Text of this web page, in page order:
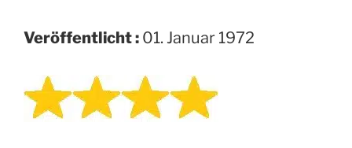
Veröffentlicht : 01. Januar 1972